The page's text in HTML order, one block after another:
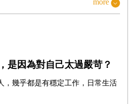
枷鎖
示範？
己做辦不到的事
是因為對自己太過嚴苛？
，幾乎都是有穩定工作，日常生活